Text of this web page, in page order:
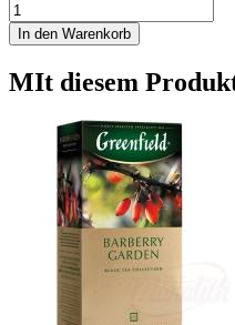
In den Warenkorb
MIt diesem